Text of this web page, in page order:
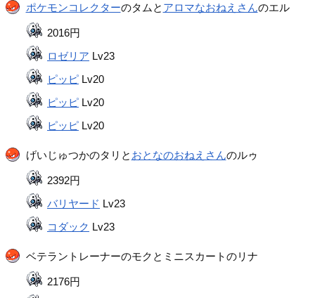
ポケモンコレクターのタムと アロマなおねえさんのエル
2016円
ロゼリア Lv23
ピッピ Lv20
ピッピ Lv20
ピッピ Lv20
げいじゅつかのタリと おとなのおねえさんのルゥ
2392円
バリヤード Lv23
コダック Lv23
ベテラントレーナーのモクとミニスカートのリナ
2176円